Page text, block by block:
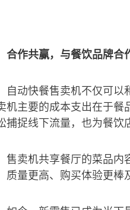
合作共赢，与餐饮品牌合
自动快餐售卖机不仅可
机主要的成本支出在于
捕捉线下流量，也为餐饮
售卖机共享餐厅的菜品内
质量更高、购买体验更棒